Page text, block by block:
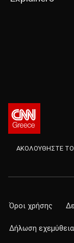
ΑΚΟΛΟΥΘΗΣΤΕ ΤΟ
Όροι χρήσης
Δήλωση